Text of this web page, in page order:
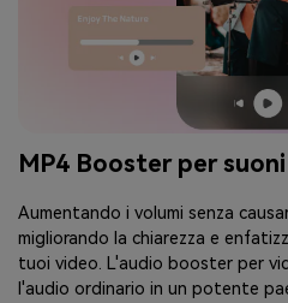
MP4 Booster per
Aumentando i volumi senza
migliorando la chiarezza e
tuoi video. L'audio booster per
l'audio ordinario in un potente